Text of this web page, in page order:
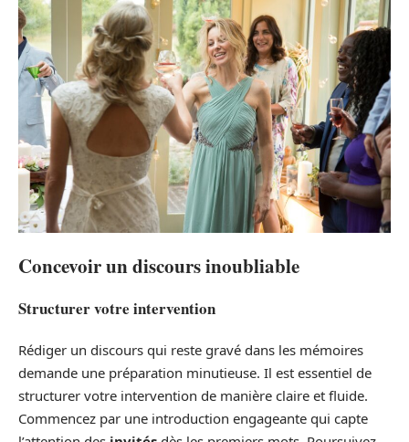
Concevoir un discours inoubliable
Structurer votre intervention
Rédiger un discours qui reste gravé dans les mémoires
demande une préparation minutieuse. Il est essentiel de
structurer votre intervention de manière claire et fluide.
Commencez par une introduction engageante qui capte